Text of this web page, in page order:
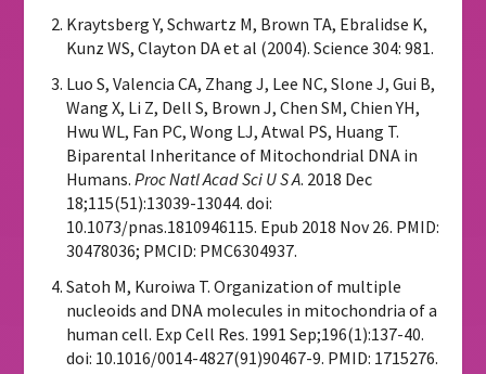
Kraytsberg Y, Schwartz M, Brown TA, Ebralidse K,
Kunz WS, Clayton DAet al (2004). Science 304: 981.
Luo S, Valencia CA, Zhang J, Lee NC, Slone J, Gui B,
Wang X, Li Z, Dell S, Brown J, Chen SM, Chien YH,
Hwu WL, Fan PC, Wong LJ, Atwal PS, Huang T.
Biparental Inheritance of Mitochondrial DNA in
Humans. Proc Natl Acad Sci U S A. 2018 Dec
18;115(51):13039-13044. doi:
10.1073/pnas.1810946115. Epub 2018 Nov 26. PMID:
30478036; PMCID: PMC6304937.
Satoh M, Kuroiwa T. Organization of multiple
nucleoids and DNA molecules in mitochondria of a
human cell. Exp Cell Res. 1991 Sep;196(1):137-40.
doi: 10.1016/0014-4827(91)90467-9. PMID: 1715276.